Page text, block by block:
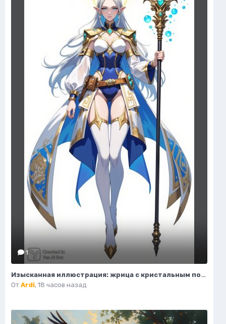
1
Изысканная иллюстрация: жрица с кристальным посохом и волшебным светом. Нейронная сеть Flux.1
От Ardi, 18 часов назад